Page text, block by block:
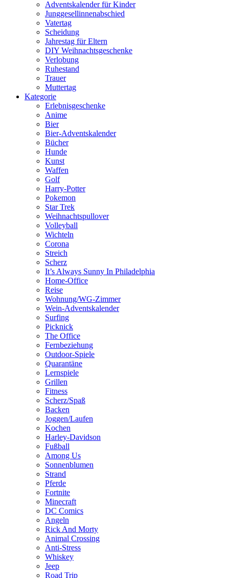
Adventskalender für Kinder
Junggesellinnenabschied
Vatertag
Scheidung
Jahrestag für Eltern
DIY Weihnachtsgeschenke
Verlobung
Ruhestand
Trauer
Muttertag
Kategorie
Erlebnisgeschenke
Anime
Bier
Bier-Adventskalender
Bücher
Hunde
Kunst
Waffen
Golf
Harry-Potter
Pokemon
Star Trek
Weihnachtspullover
Volleyball
Wichteln
Corona
Streich
Scherz
It’s Always Sunny In Philadelphia
Home-Office
Reise
Wohnung/WG-Zimmer
Wein-Adventskalender
Surfing
Picknick
The Office
Fernbeziehung
Outdoor-Spiele
Quarantäne
Lernspiele
Grillen
Fitness
Scherz/Spaß
Backen
Joggen/Laufen
Kochen
Harley-Davidson
Fußball
Among Us
Sonnenblumen
Strand
Pferde
Fortnite
Minecraft
DC Comics
Angeln
Rick And Morty
Animal Crossing
Anti-Stress
Whiskey
Jeep
Road Trip